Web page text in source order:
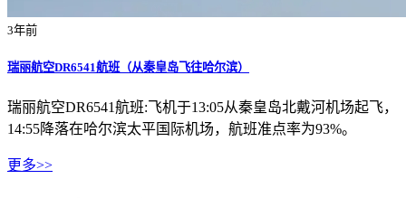
3年前
瑞丽航空DR6541航班（从秦皇岛飞往哈尔滨）
瑞丽航空DR6541航班:飞机于13:05从秦皇岛北戴河机场起飞，
14:55降落在哈尔滨太平国际机场，航班准点率为93%。
更多>>